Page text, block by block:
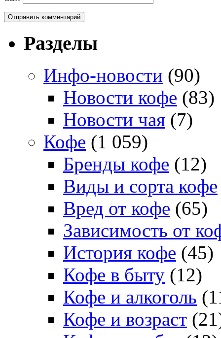
Разделы
Инфо-новости (90)
Новости кофе (83)
Новости чая (7)
Кофе (1 059)
Бренды кофе (12)
Виды и сорта кофе
Вред от кофе (65)
Зависимость от
История кофе (45)
Кофе в быту (12)
Кофе и алкоголь
Кофе и возраст